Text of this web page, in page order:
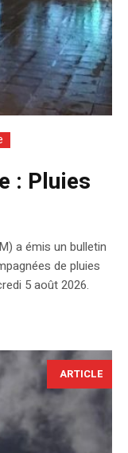
: Pluies
a émis un bulletin
de pluies
5 août 2026.
ARTICLE